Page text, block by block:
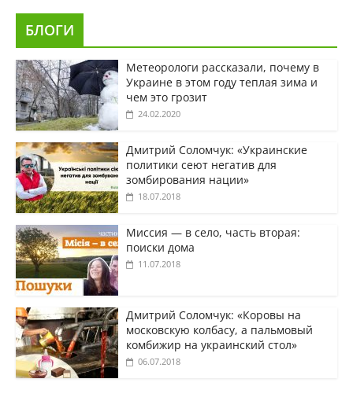
БЛОГИ
Метеорологи рассказали, почему в
Украине в этом году теплая зима и
чем это грозит
24.02.2020
Дмитрий Соломчук: «Украинские
политики сеют негатив для
зомбирования нации»
18.07.2018
Миссия — в село, часть вторая:
поиски дома
11.07.2018
Дмитрий Соломчук: «Коровы на
московскую колбасу, а пальмовый
комбижир на украинский стол»
06.07.2018